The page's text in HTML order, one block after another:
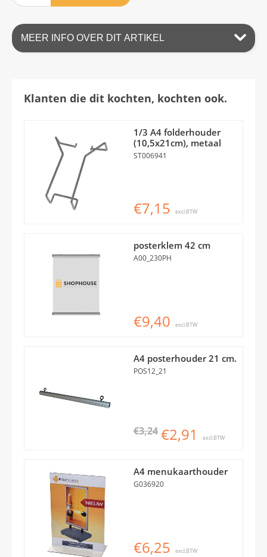
MEER INFO OVER DIT ARTIKEL
Klanten die dit kochten, kochten ook.
1/3 A4 folderhouder
(10,5x21cm), metaal
ST006941
€7,15 excl.BTW
posterklem 42 cm
A00_230PH
€9,40 excl.BTW
A4 posterhouder 21 cm.
POS12_21
€3,24 €2,91 excl.BTW
A4 menukaarthouder
G036920
€6,25 excl.BTW